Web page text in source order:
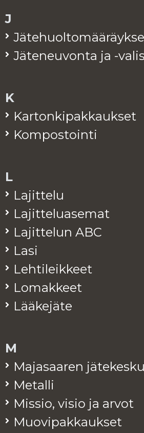
J
Jä­te­neu­von­ta ja -
K
Kar­ton­ki­pak­kauk­set
Kom­pos­toin­ti
L
La­jit­te­lu
La­jit­te­lua­se­mat
La­jit­te­lun ABC
Lasi
Leh­ti­leik­keet
Lo­mak­keet
Lää­ke­jä­te
M
Ma­ja­saa­ren
Me­tal­li
Mis­sio, visio ja arvot
Muo­vi­pak­kauk­set